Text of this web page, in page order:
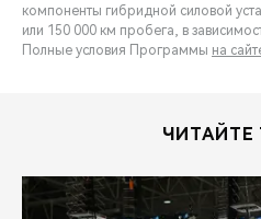
компоненты гибридной силовой
или 150 000 км пробега, в
Полные условия Программы на
ЧИТАЙТЕ